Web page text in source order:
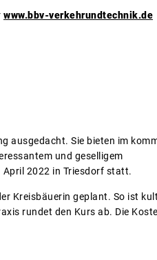
www.bbv-verkehrundtechnik.de
ausgedacht. Sie bieten im
und geselligem
April 2022 in Triesdorf statt.
Kreisbäuerin geplant. So ist
rundet den Kurs ab. Die